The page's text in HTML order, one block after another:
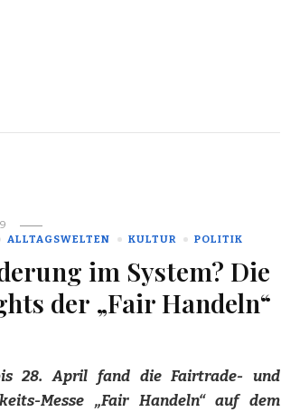
ALLTAGSWELTEN KULTUR POLITIK
im System? Die
der „Fair Handeln“
28. April fand die Fairtrade- und
Messe „Fair Handeln“ auf dem